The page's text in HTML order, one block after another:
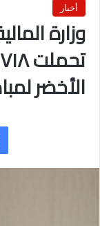
أخبار
وزارة
الأخضر